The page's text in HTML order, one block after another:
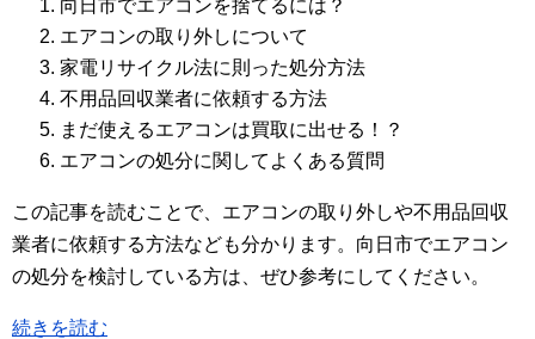
向日市でエアコンを捨てるには？
エアコンの取り外しについて
家電リサイクル法に則った処分方法
不用品回収業者に依頼する方法
まだ使えるエアコンは買取に出せる！？
エアコンの処分に関してよくある質問
この記事を読むことで、エアコンの取り外しや不用品回収
業者に依頼する方法なども分かります。向日市でエアコン
の処分を検討している方は、ぜひ参考にしてください。
続きを読む